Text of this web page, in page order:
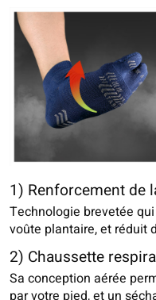
1) Renforcement de
Technologie brevetée
voûte plantaire, et réduit
2) Chaussette
Sa conception aérée
par votre pied, et un